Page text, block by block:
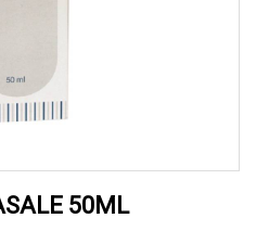
50ML